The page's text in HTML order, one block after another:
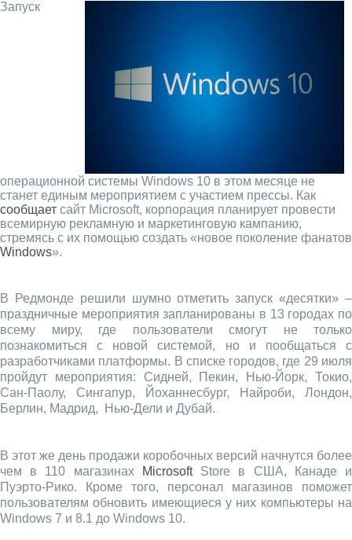
Запуск
операционной системы Windows 10 в этом месяце не
станет единым мероприятием с участием прессы. Как
сообщает сайт Microsoft, корпорация планирует провести
всемирную рекламную и маркетинговую кампанию,
стремясь с их помощью создать «новое поколение фанатов
Windows».
В Редмонде решили шумно отметить запуск «десятки» –
праздничные мероприятия запланированы в 13 городах по
всему миру, где пользователи смогут не только
познакомиться с новой системой, но и пообщаться с
разработчиками платформы. В списке городов, где 29 июля
пройдут мероприятия: Сидней, Пекин, Нью-Йорк, Токио,
Сан-Паолу, Сингапур, Йоханнесбург, Найроби, Лондон,
Берлин, Мадрид, Нью-Дели и Дубай.
В этот же день продажи коробочных версий начнутся более
чем в 110 магазинах
MicrosoftStore в США, Канаде и
Пуэрто-Рико. Кроме того, персонал магазинов поможет
пользователям обновить имеющиеся у них компьютеры на
Windows 7 и 8.1 до Windows 10.